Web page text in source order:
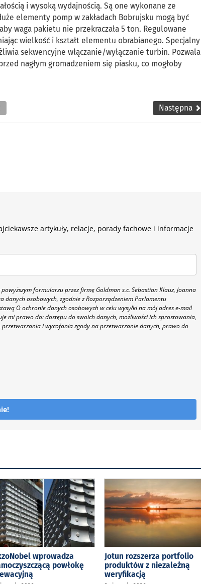
i wysoką wydajnością. Są one wykonane ze
elementy pomp w zakładach Bobrujsku mogą być
waga pakietu nie przekraczała 5 ton. Regulowane
wielkość i kształt elementu obrabianego. Specjalny
sekwencyjne włączanie/wyłączanie turbin. Pozwala
nagłym gromadzeniem się piasku, co mogłoby
Następna
artykuły, relacje, porady fachowe i informacje
formularzu przez firmę Goldman s.c. Sebastian Klauz, Joanna
osobowych, zgodnie z Rozporządzeniem Parlamentu
O ochronie danych osobowych w celu wysyłki na mój adres e-mail
mi prawo do: dostępu do swoich danych, możliwości ich sprostowania,
i wycofania zgody na przetwarzanie danych, prawo do
wprowadza
powłokę
Jotun rozszerza portfolio
produktów z niezależną
weryfikacją